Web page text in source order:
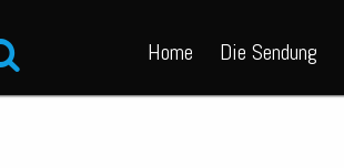
Home Die Sendung